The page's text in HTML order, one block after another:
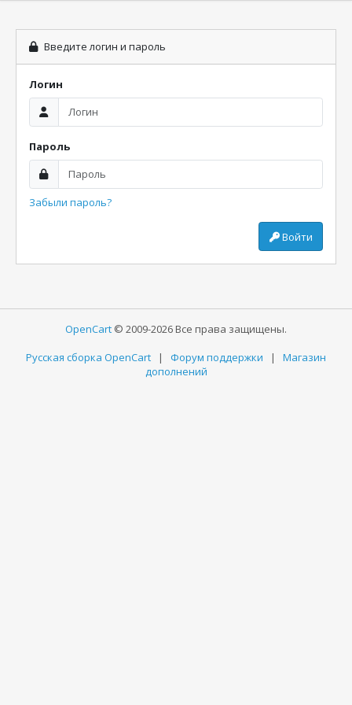
Введите логин и пароль
Логин
Пароль
Забыли пароль?
Войти
OpenCart © 2009-2026 Все права защищены.
Русская сборка OpenCart | Форум поддержки | Магазин
дополнений